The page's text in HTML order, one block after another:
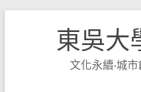
東吳大
文化永續·城